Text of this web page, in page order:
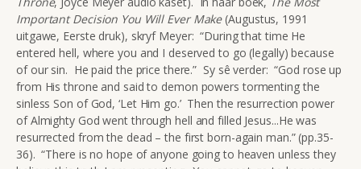
Important Decision You Will Ever Make(Augustus, 1991
uitgawe, Eerste druk), skryf Meyer: “During that time He
entered hell, where you and I deserved to go (legally) because
of our sin. He paid the price there.” Sy sê verder: “God rose up
from His throne and said to demon powers tormenting the
sinless Son of God, ‘Let Him go.’ Then the resurrection power
of Almighty God went through hell and filled Jesus...He was
resurrected from the dead – the first born-again man.” (pp.35-
36). “There is no hope of anyone going to heaven unless they